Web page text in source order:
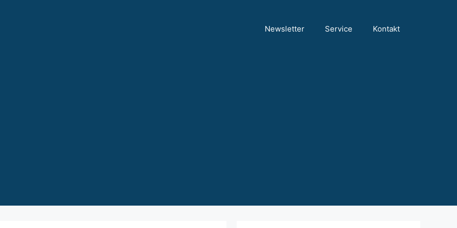
Newsletter Service Kontakt